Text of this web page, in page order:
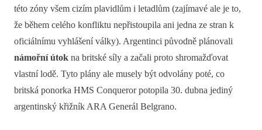
této zóny všem cizím plavidlům i letadlům (zajímavé ale je to,
že během celého konfliktu nepřistoupila ani jedna ze stran k
oficiálnímu vyhlášení války). Argentinci původně plánovali
námořní útok na britské síly a začali proto shromažďovat
vlastní lodě. Tyto plány ale musely být odvolány poté, co
britská ponorka HMS Conqueror potopila 30. dubna jediný
argentinský křižník ARA Generál Belgrano.